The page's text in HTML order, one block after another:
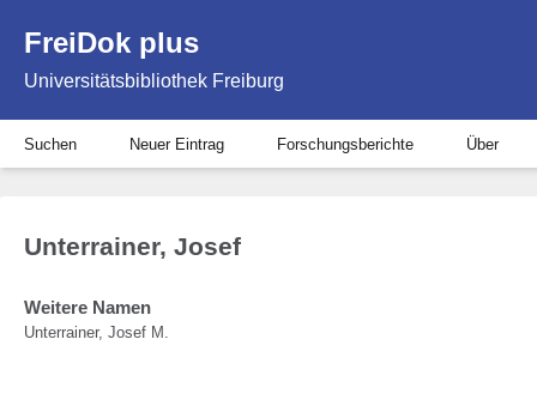
FreiDok plus
Universitätsbibliothek Freiburg
Suchen Neuer Eintrag Forschungsberichte Über
Unterrainer, Josef
Weitere Namen
Unterrainer, Josef M.